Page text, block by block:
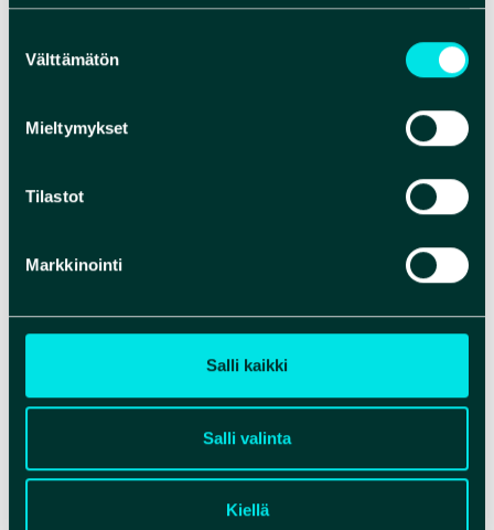
valinta
Välttämätön
Mieltymykset
Tilastot
Markkinointi
Salli kaikki
Salli valinta
Kiellä